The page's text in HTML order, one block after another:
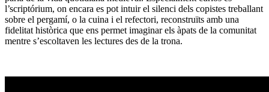
l’scriptórium, on encara es pot intuir el silenci dels copistes treballant
sobre el pergamí, o la cuina i el refectori, reconstruïts amb una
fidelitat històrica que ens permet imaginar els àpats de la comunitat
mentre s’escoltaven les lectures des de la trona.